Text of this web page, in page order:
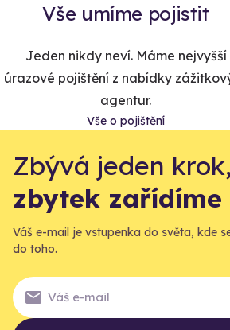
Vše umíme pojistit
Jeden nikdy neví. Máme nejvyšší
úrazové pojištění z nabídky
agentur.
Vše o pojištění
Zbývá jeden krok,
zbytek zařídíme
Váš e-mail je vstupenka do světa, kde
do toho.